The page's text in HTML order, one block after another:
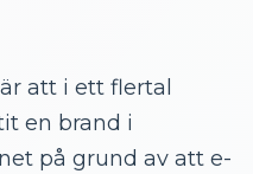
att i ett flertal
en brand i
på grund av att e-